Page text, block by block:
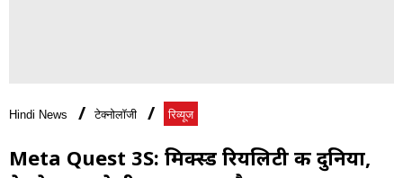
Hindi News टेक्नोलॉजी रिव्यूज
Meta Quest 3S: मिक्स्ड रियलिटी की दुनिया,